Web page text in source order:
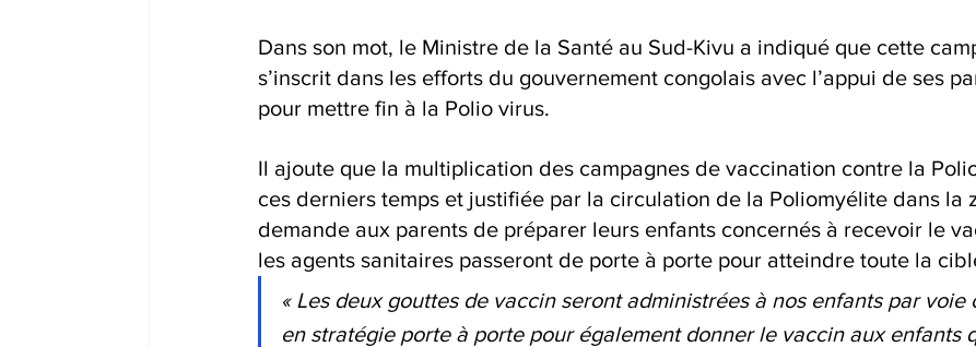
Dans son mot, le Ministre de la Santé au Sud-Kivu a indiqué que cette
s’inscrit dans les efforts du gouvernement congolais avec l’appui de ses
pour mettre fin à la Polio virus.
Il ajoute que la multiplication des campagnes de vaccination contre la
ces derniers temps et justifiée par la circulation de la Poliomyélite dans la
demande aux parents de préparer leurs enfants concernés à recevoir le
les agents sanitaires passeront de porte à porte pour atteindre toute la
« Les deux gouttes de vaccin seront administrées à nos enfants par voie
en stratégie porte à porte pour également donner le vaccin aux enfants